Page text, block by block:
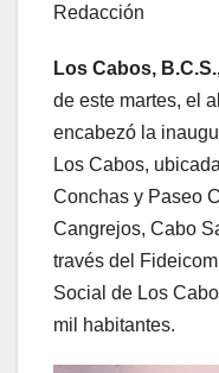
Redacción
Los Cabos,
de este martes, el
encabezó la
Los Cabos,
Conchas y Paseo
Cangrejos, Cabo
través del
Social de Los
mil habitantes.